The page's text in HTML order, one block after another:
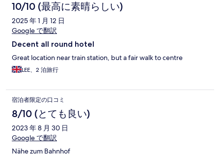
10/10 (最高に素晴らしい)
2025 年 1 月 12 日
Google で翻訳
Decent all round hotel
Great location near train station, but a fair walk to centre
LEE、2 泊旅行
宿泊者限定の口コミ
8/10 (とても良い)
2023 年 8 月 30 日
Google で翻訳
Nähe zum Bahnhof